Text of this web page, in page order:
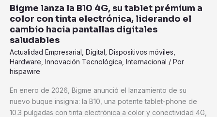
Bigme lanza la B10 4G, su tablet prémium a
color con tinta electrónica, liderando el
cambio hacia pantallas digitales
saludables
Actualidad Empresarial Digital Dispositivos móviles
Hardware Innovación Tecnológica Internacional / Por
hispawire
En enero de 2026, Bigme anunció el lanzamiento de su
nuevo buque insignia: la B10, una potente tablet-phone de
10.3 pulgadas con tinta electrónica a color y conectividad 4G,
a
color
con
tinta
electrónica,
liderando
el
hacia
pantallas